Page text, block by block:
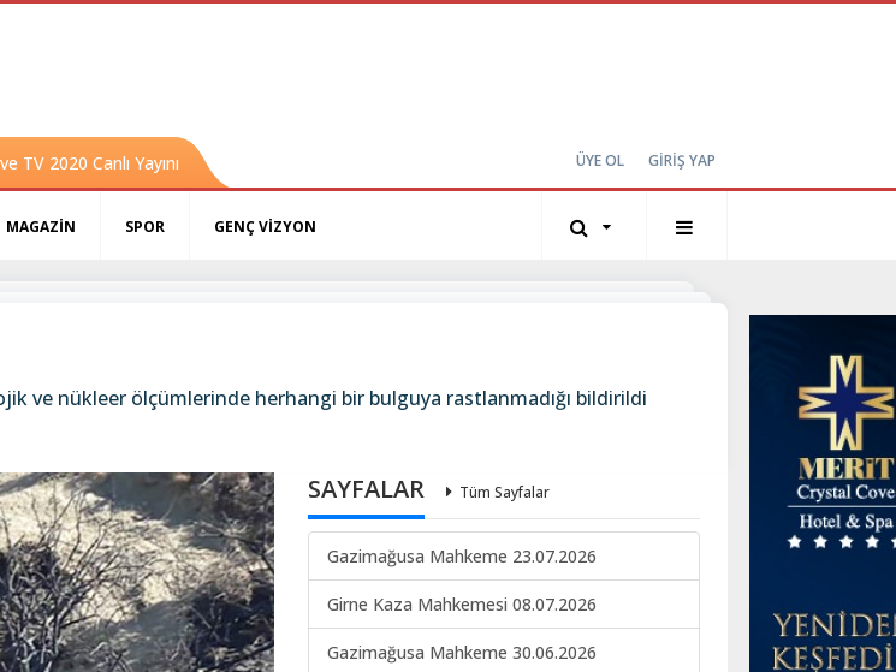
TV 2020 Canlı Yayını ÜYE OL GİRİŞ YAP
MAGAZİN SPOR GENÇ VİZYON
ve nükleer ölçümlerinde herhangi bir bulguya rastlanmadığı bildirildi
SAYFALAR Tüm Sayfalar
Gazimağusa Mahkeme 23.07.2026
Girne Kaza Mahkemesi 08.07.2026
Gazimağusa Mahkeme 30.06.2026